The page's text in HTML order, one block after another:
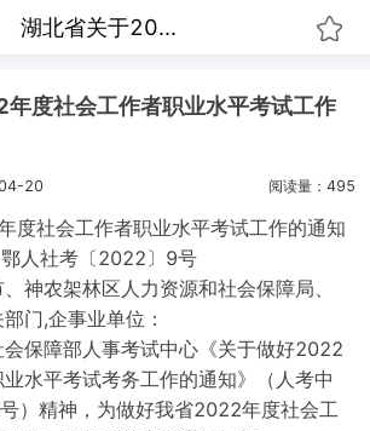
湖北省关于20...
度社会工作者职业水平考试工作
20 阅读量：495
度社会工作者职业水平考试工作的通知
鄂人社考〔2022〕9号
神农架林区人力资源和社会保障局、
门,企事业单位：
保障部人事考试中心《关于做好2022
水平考试考务工作的通知》（人考中
）精神，为做好我省2022年度社会工